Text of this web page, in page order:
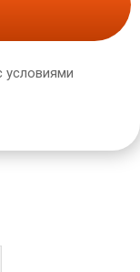
условиями